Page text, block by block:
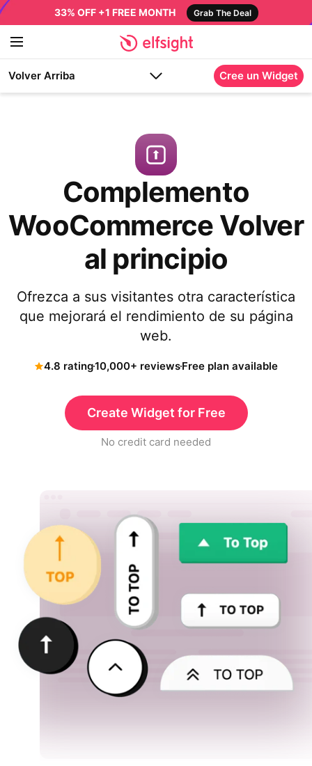
33% OFF +1 FREE MONTH Grab The Deal
Volver Arriba Cree un Widget
Complemento
WooCommerce Volver
al principio
Ofrezca a sus visitantes otra característica
que mejorará el rendimiento de su página
web.
4.8 rating10,000+ reviewsFree plan available
Create Widget for Free
No credit card needed